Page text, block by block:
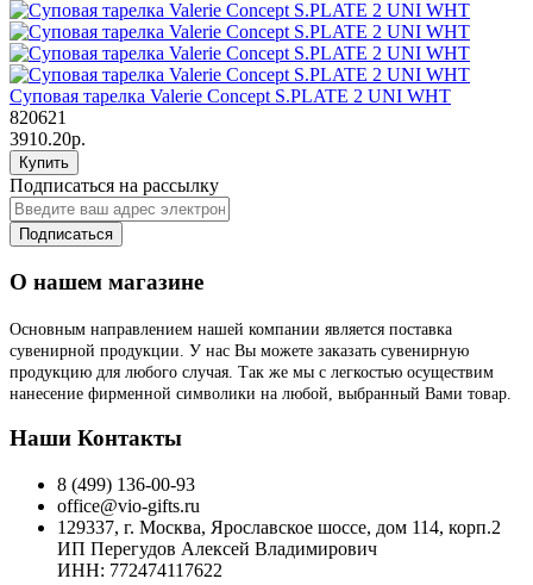
Суповая тарелка Valerie Concept S.PLATE 2 UNI WHT
820621
3910.20р.
Купить
Подписаться на рассылку
Подписаться
О нашем магазине
Основным направлением нашей компании является поставка
сувенирной продукции. У нас Вы можете заказать сувенирную
продукцию для любого случая. Так же мы с легкостью осуществим
нанесение фирменной символики на любой, выбранный Вами товар.
Наши Контакты
8 (499) 136-00-93
office@vio-gifts.ru
129337, г. Москва, Ярославское шоссе, дом 114, корп.2
ИП Перегудов Алексей Владимирович
ИНН: 772474117622